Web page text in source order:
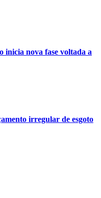
inicia nova fase voltada a
irregular de esgoto